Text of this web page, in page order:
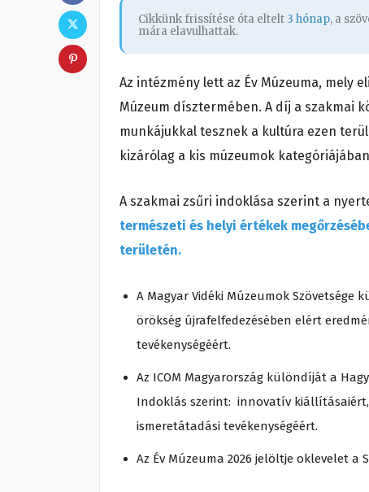
Cikkünk frissítése óta eltelt 3 hónap, a
mára elavulhattak.
Az intézmény lett az Év Múzeuma, mely
Múzeum dísztermében. A díj a szakmai
munkájukkal tesznek a kultúra ezen
kizárólag a kis múzeumok
A szakmai zsűri indoklása szerint a
természeti és helyi értékek
területén.
A Magyar Vidéki Múzeumok
örökség újrafelfedezésében elért
tevékenységéért.
Az ICOM Magyarország különdíját a
Indoklás szerint: innovatív kiállításaiért,
ismeretátadási tevékenységéért.
Az Év Múzeuma 2026 jelöltje oklevelet a